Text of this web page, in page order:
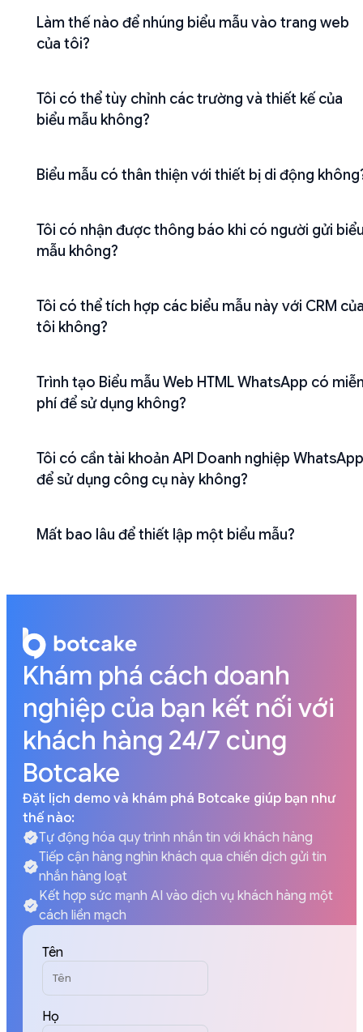
Làm thế nào để nhúng biểu mẫu vào trang web
của tôi?
Tôi có thể tùy chỉnh các trường và thiết kế của
biểu mẫu không?
Biểu mẫu có thân thiện với thiết bị di động
Tôi có nhận được thông báo khi có người gửi
mẫu không?
Tôi có thể tích hợp các biểu mẫu này với CRM
tôi không?
Trình tạo Biểu mẫu Web HTML WhatsApp có
phí để sử dụng không?
Tôi có cần tài khoản API Doanh nghiệp WhatsApp
để sử dụng công cụ này không?
Mất bao lâu để thiết lập một biểu mẫu?
Khám phá cách doanh
nghiệp của bạn kết nối với
khách hàng 24/7 cùng
Botcake
Đặt lịch demo và khám phá Botcake giúp bạn như
thế nào:
Tự động hóa quy trình nhắn tin với khách hàng
Tiếp cận hàng nghìn khách qua chiến dịch gửi tin
nhắn hàng loạt
Kết hợp sức mạnh AI vào dịch vụ khách hàng một
cách liền mạch
Tên
Họ